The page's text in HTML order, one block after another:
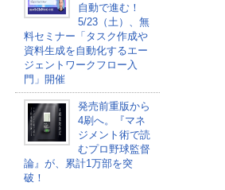
自動で進む！
5/23（土）、無
料セミナー「タスク作成や
資料生成を自動化するエー
ジェントワークフロー入
門」開催
発売前重版から
4刷へ。『マネ
ジメント術で読
むプロ野球監督
論』が、累計1万部を突
破！